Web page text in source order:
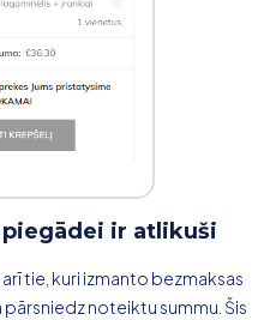
piegādei ir atlikuši
tie, kuri izmanto bezmaksas
noteiktu summu. Šis